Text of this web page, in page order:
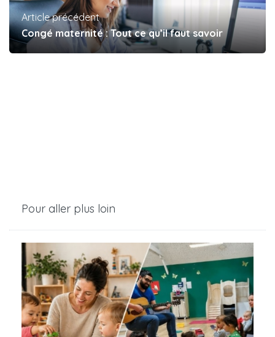
Article précédent
Congé maternité : Tout ce qu’il faut savoir
Pour aller plus loin